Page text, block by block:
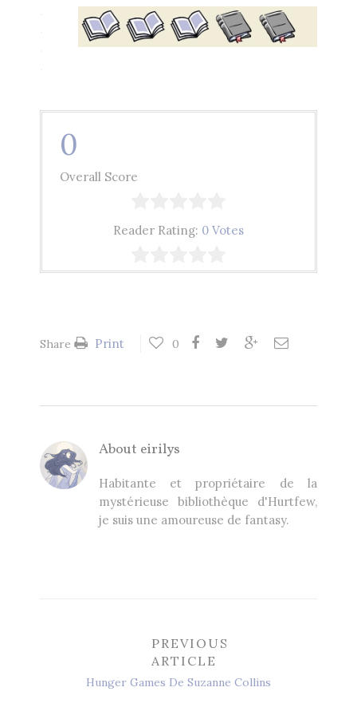
.
.
.
.
0
Overall Score
Reader Rating: 0 Votes
Share Print 0
About eirilys
Habitante et propriétaire de la
mystérieuse bibliothèque d'Hurtfew,
je suis une amoureuse de fantasy.
PREVIOUS
ARTICLE
Hunger Games De Suzanne Collins